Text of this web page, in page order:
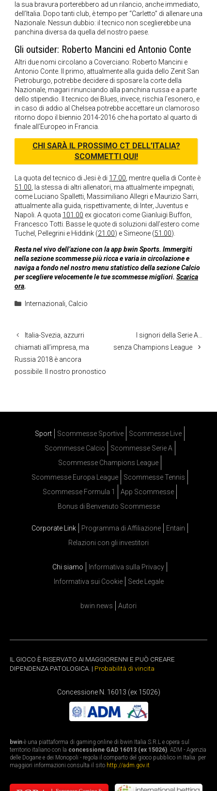
la sua bravura porterebbero ad un rilancio, anche immediato,
dell’Italia. Dopo tanti club, è tempo per “Carletto” di allenare una
Nazionale. Nessun dubbio: il tecnico non sceglierebbe una
panchina diversa da quella del nostro paese.
Gli outsider: Roberto Mancini ed Antonio Conte
Altri due nomi circolano a Coverciano: Roberto Mancini e
Antonio Conte. Il primo, attualmente alla guida dello Zenit San
Pietroburgo, potrebbe decidere di sposare la corte della
Nazionale, magari rinunciando alla panchina russa e a parte
dello stipendio. Il tecnico dei Blues, invece, rischia l’esonero, e
in caso di addio al Chelsea potrebbe accettare un clamoroso
ritorno dopo il biennio 2014-2016 che ha portato al quarto di
finale all’Europeo in Francia.
CHI SARÀ IL PROSSIMO CT DELL’ITALIA?
SCOMMETTI QUI!
La quota del tecnico di Jesi è di 17.00, mentre quella di Conte è
51.00, la stessa di altri allenatori, ma attualmente impegnati,
come Luciano Spalletti, Massimiliano Allegri e Maurizio Sarri,
attualmente alla guida, rispettivamente, di Inter, Juventus e
Napoli. A quota 101.00 ex giocatori come Gianluigi Buffon,
Francesco Totti. Basse le quote di soluzioni dall’estero come
Tuchel, Pellegrini e Hiddink (21.00) e Simeone (51.00).
Resta nel vivo dell’azione con la app bwin Sports. Immergiti
nella sezione scommesse più ricca e varia in circolazione e
naviga a fondo nel nostro menu statistico della sezione Calcio
per scegliere velocemente le tue scommesse migliori. Scarica
ora.
Categorie
Internazionali, Calcio
Italia-Svezia, azzurri
chiamati all’impresa, ma
Russia 2018 è ancora
possibile. Il nostro pronostico
I signori della Serie A…
senza Champions League
Sport Scommesse Sportive
Scommesse Live
Scommesse Calcio
Scommesse Serie A
Scommesse Champions League
Scommesse Europa League
Scommesse Tennis
Scommesse Formula 1
App Scommesse
Bonus di Benvenuto Scommesse
Corporate Link Programma di Affiliazione
Entain
Relazioni con gli investitori
Chi siamo
Informativa sulla Privacy
Informativa sui Cookie
Sede Legale
bwin news Autori
IL GIOCO È RISERVATO AI MAGGIORENNI E PUÒ CREARE
DIPENDENZA PATOLOGICA. | Probabilità di vincita
Concessione N. 16013 (ex 15026)
bwin è una piattaforma di gaming online di bwin Italia S.R.L e opera sul
territorio italiano con la concessione GAD 16013 (ex 15026). ADM - Agenzia
delle Dogane e dei Monopoli - regola il comparto del gioco pubblico in Italia: per
maggiori informazioni consulta il sito http://adm.gov.it